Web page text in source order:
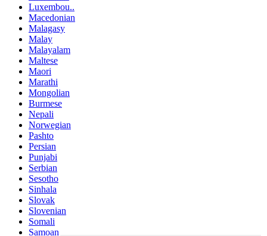
Luxembou..
Macedonian
Malagasy
Malay
Malayalam
Maltese
Maori
Marathi
Mongolian
Burmese
Nepali
Norwegian
Pashto
Persian
Punjabi
Serbian
Sesotho
Sinhala
Slovak
Slovenian
Somali
Samoan